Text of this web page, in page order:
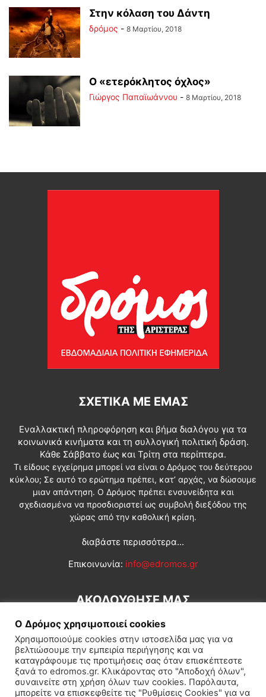
Στην κόλαση του Δάντη
δρόμος - 8 Μαρτίου, 2018
Ο «ετερόκλητος όχλος»
Γιώργος Παπαϊωάννου - 8 Μαρτίου, 2018
ΣΧΕΤΙΚΆ ΜΕ ΕΜΆΣ
Εναλλακτική πληροφόρηση και βήμα διαλόγου για τα
κοινωνικά κινήματα και τη συλλογική πολιτική δράση.
Κάθε Σάββατο έως και Τρίτη στα περίπτερα.
Τι είδους εγχείρημα μπορεί να είναι ο Δρόμος του δεύτερου
κύκλου; Σε αυτό το ερώτημα πρέπει, κατ’ αρχάς, να δώσουμε
μιαν απάντηση. Ο Δρόμος πρέπει ενσυνείδητα και
σχεδιασμένα να προσδιοριστεί ως συμβολή διεξόδου της
χώρας από την καθολική κρίση.
διαβάστε περισσότερα...
Επικοινωνία: info@edromos.gr
ΑΚΟΛΟΥΘΗΣΕ ΜΑΣ
Εγγραφή συνδρομητή Πολιτική Διεθνή Κοινωνία
Ο Δρόμος χρησιμοποιεί cookies
Χρησιμοποιούμε cookies στην ιστοσελίδα μας για να
βελτιώσουμε την εμπειρία περιήγησης και να
καταγράφουμε τις προτιμήσεις σας όταν επισκέπτεστε
ξανά το edromos.gr. Κλικάροντας στο "Αποδοχή όλων",
συναινείτε στη χρήση όλων των cookies. Παρόλαυτα,
μπορείτε να επισκεφθείτε τις "Ρυθμίσεις Cookies" για να